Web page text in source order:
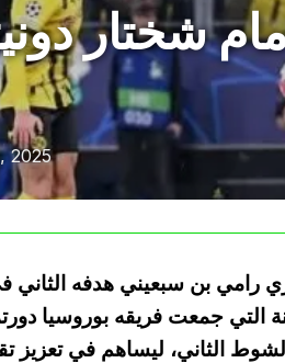
شختار
2025
رامي بن سبعيني هدفه الثاني
التي جمعت فريقه بوروسيا